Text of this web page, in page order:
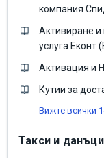
компания
Активиране и
услуга Еконт
Активация и
Кутии за
Вижте всички
Такси и данъци